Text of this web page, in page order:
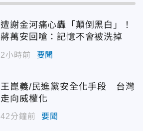
遭謝金河痛心轟「顛倒黑白」！
蔣萬安回嗆：記憶不會被洗掉
2小時前 要聞
王崑義/民進黨安全化手段 台灣
走向威權化
42分鐘前 要聞